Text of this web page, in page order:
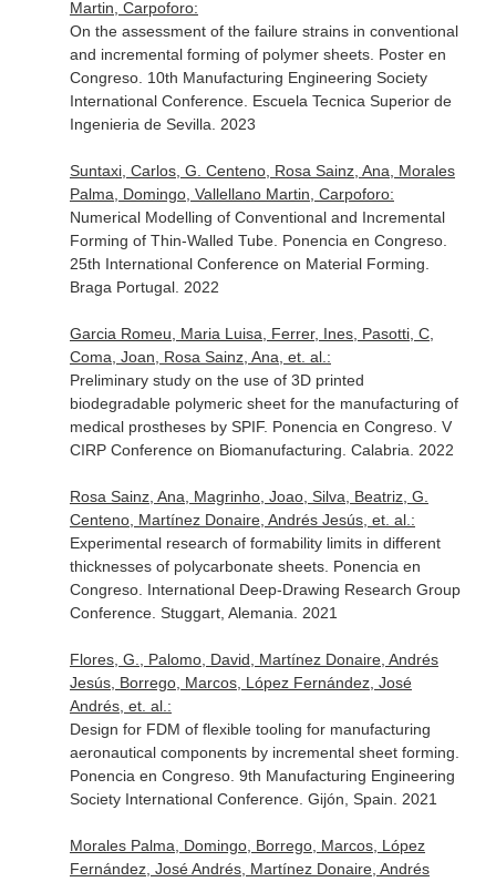
Martin, Carpoforo:
On the assessment of the failure strains in conventional
and incremental forming of polymer sheets. Poster en
Congreso. 10th Manufacturing Engineering Society
International Conference. Escuela Tecnica Superior de
Ingenieria de Sevilla. 2023
Suntaxi, Carlos, G. Centeno, Rosa Sainz, Ana, Morales
Palma, Domingo, Vallellano Martin, Carpoforo:
Numerical Modelling of Conventional and Incremental
Forming of Thin-Walled Tube. Ponencia en Congreso.
25th International Conference on Material Forming.
Braga Portugal. 2022
Garcia Romeu, Maria Luisa, Ferrer, Ines, Pasotti, C,
Coma, Joan, Rosa Sainz, Ana, et. al.:
Preliminary study on the use of 3D printed
biodegradable polymeric sheet for the manufacturing of
medical prostheses by SPIF. Ponencia en Congreso. V
CIRP Conference on Biomanufacturing. Calabria. 2022
Rosa Sainz, Ana, Magrinho, Joao, Silva, Beatriz, G.
Centeno, Martínez Donaire, Andrés Jesús, et. al.:
Experimental research of formability limits in different
thicknesses of polycarbonate sheets. Ponencia en
Congreso. International Deep-Drawing Research Group
Conference. Stuggart, Alemania. 2021
Flores, G., Palomo, David, Martínez Donaire, Andrés
Jesús, Borrego, Marcos, López Fernández, José
Andrés, et. al.:
Design for FDM of flexible tooling for manufacturing
aeronautical components by incremental sheet forming.
Ponencia en Congreso. 9th Manufacturing Engineering
Society International Conference. Gijón, Spain. 2021
Morales Palma, Domingo, Borrego, Marcos, López
Fernández, José Andrés, Martínez Donaire, Andrés